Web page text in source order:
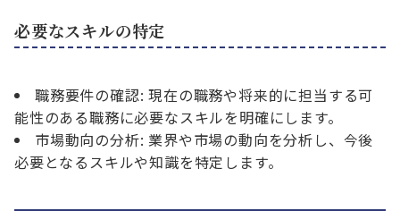
必要なスキルの特定
職務要件の確認: 現在の職務や将来的に担当する可
能性のある職務に必要なスキルを明確にします。
市場動向の分析: 業界や市場の動向を分析し、今後
必要となるスキルや知識を特定します。